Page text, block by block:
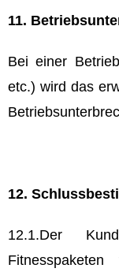
11.
Bei einer
etc.) wird das
12.
12.1.Der